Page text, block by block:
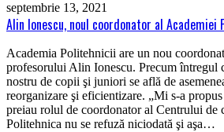
septembrie 13, 2021
Alin Ionescu, noul coordonator al Academiei
Academia Politehnicii are un nou
profesorului Alin Ionescu. Precum întregul
nostru de copii şi juniori se află de
reorganizare şi eficientizare. „Mi s-a
preiau rolul de coordonator al Centrului de
Politehnica nu se refuză niciodată şi aşa…